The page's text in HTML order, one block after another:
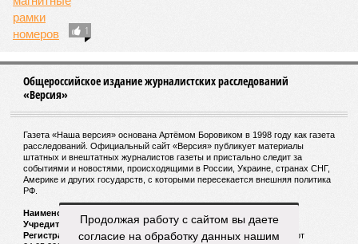
Владимир Путин и Александр Лукашенко
поучаствовали в запуске НЗК на
антарктической станции «Восток»
Продолжая работу с сайтом вы даете
согласие на обработку данных нашим